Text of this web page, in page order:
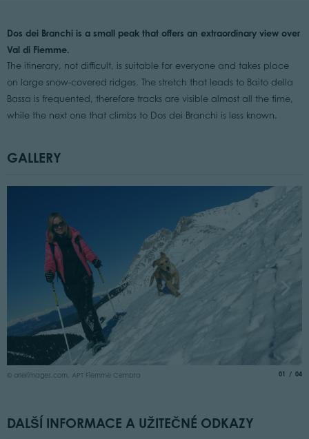
Dos dei Branchi is a small peak that offers an extraordinary view over
Val di Fiemme.
The itinerary, not difficult, is suitable for everyone and takes place
on large snow-covered ridges. The stretch that leads to Baito della
Bassa is frequented, therefore tracks are visible almost all the time,
while the next one that climbs to Dos dei Branchi is less known.
GALLERY
© orlerimages.com, APT Fiemme Cembra 01 of
04
DALŠÍ INFORMACE A UŽITEČNÉ ODKAZY